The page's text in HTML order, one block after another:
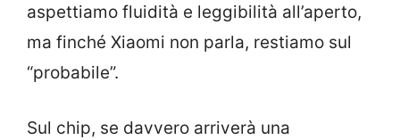
aspettiamo fluidità e leggibilità all’aperto,
ma finché Xiaomi non parla, restiamo sul
“probabile”.
Sul chip, se davvero arriverà una